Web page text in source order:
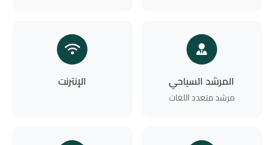
المرشد السياحي
مرشد متعدد اللغات
الإنترنت